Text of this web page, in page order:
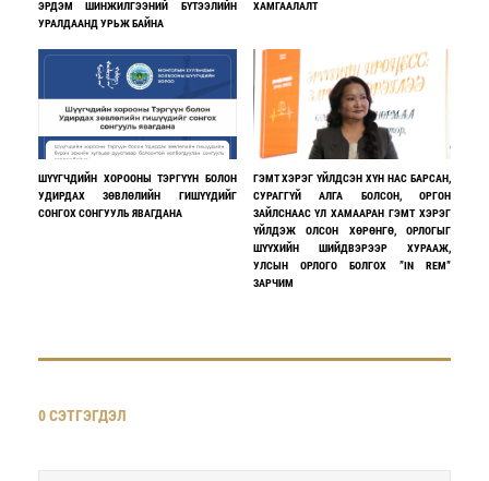
ЭРДЭМ ШИНЖИЛГЭЭНИЙ БҮТЭЭЛИЙН
УРАЛДААНД УРЬЖ БАЙНА
ХАМГААЛАЛТ
ШҮҮГЧДИЙН ХОРООНЫ ТЭРГҮҮН БОЛОН
УДИРДАХ ЗӨВЛӨЛИЙН ГИШҮҮДИЙГ
СОНГОХ СОНГУУЛЬ ЯВАГДАНА
ГЭМТ ХЭРЭГ ҮЙЛДСЭН ХҮН НАС БАРСАН,
СУРАГГҮЙ АЛГА БОЛСОН, ОРГОН
ЗАЙЛСНААС ҮЛ ХАМААРАН ГЭМТ ХЭРЭГ
ҮЙЛДЭЖ ОЛСОН ХӨРӨНГӨ, ОРЛОГЫГ
ШҮҮХИЙН ШИЙДВЭРЭЭР ХУРААЖ,
УЛСЫН ОРЛОГО БОЛГОХ ”IN REM”
ЗАРЧИМ
0 СЭТГЭГДЭЛ